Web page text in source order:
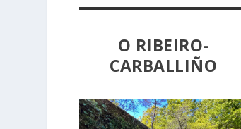
O RIBEIRO-
CARBALLIÑO